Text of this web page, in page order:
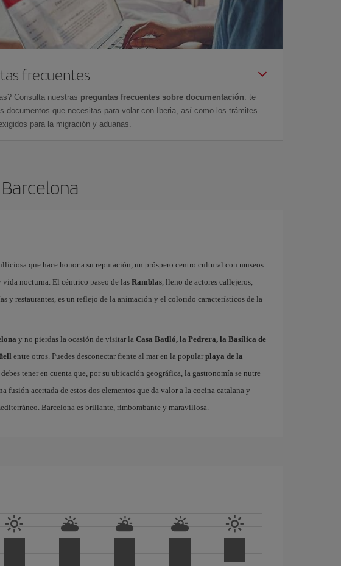
frecuentes
Consulta nuestras preguntas frecuentes sobre documentación: te
documentos que necesitas para volar con Iberia, así como los trámites
para la migración y aduanas.
que hace honor a su reputación, un próspero centro cultural con museos
nocturna. El céntrico paseo de las Ramblas, lleno de actores callejeros,
y restaurantes, es un reflejo de la animación y el colorido característicos de la
y no pierdas la ocasión de visitar la Casa Batlló, la Pedrera, la Basílica de
entre otros. Puedes desconectar frente al mar en la popular playa de la
tener en cuenta que, por su ubicación geográfica, la gastronomía se nutre
fusión acertada de estos dos elementos que da valor a la cocina catalana y
Barcelona es brillante, rimbombante y maravillosa.